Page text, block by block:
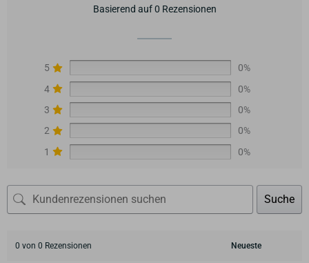
Basierend auf 0 Rezensionen
5
0%
4
0%
3
0%
2
0%
1
0%
Suche
0 von 0 Rezensionen